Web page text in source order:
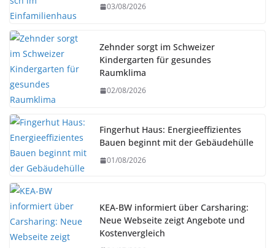
03/08/2026
Zehnder sorgt im Schweizer
Kindergarten für gesundes
Raumklima
02/08/2026
Fingerhut Haus: Energieeffizientes
Bauen beginnt mit der Gebäudehülle
01/08/2026
KEA-BW informiert über Carsharing:
Neue Webseite zeigt Angebote und
Kostenvergleich